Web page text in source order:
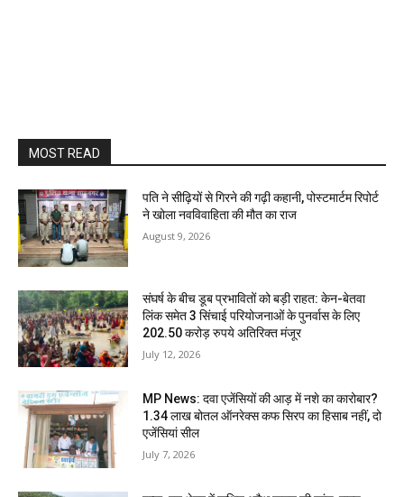
MOST READ
पति ने सीढ़ियों से गिरने की गढ़ी कहानी, पोस्टमार्टम रिपोर्ट
ने खोला नवविवाहिता की मौत का राज
August 9, 2026
संघर्ष के बीच डूब प्रभावितों को बड़ी राहत: केन-बेतवा
लिंक समेत 3 सिंचाई परियोजनाओं के पुनर्वास के लिए
202.50 करोड़ रुपये अतिरिक्त मंजूर
July 12, 2026
MP News: दवा एजेंसियों की आड़ में नशे का कारोबार?
1.34 लाख बोतल ऑनरेक्स कफ सिरप का हिसाब नहीं, दो
एजेंसियां सील
July 7, 2026